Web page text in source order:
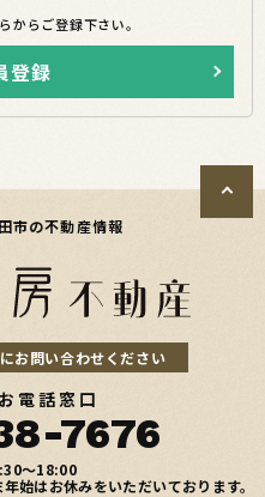
からご登録下さい。
登録
市の不動産情報
お問い合わせください
電話窓口
7676
〜18:00
始はお休みをいただいております。